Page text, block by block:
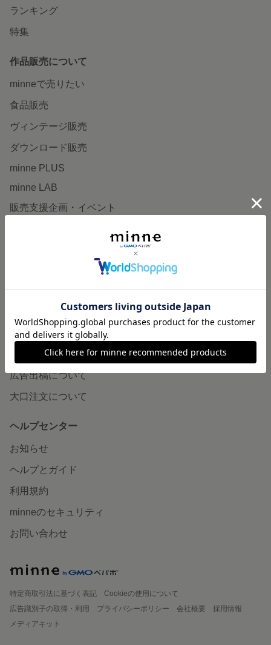
ランキング
特集
作品販売について
minneで売りたい
食品販売
ヴィンテージ販売
ダウンロード販売
minne PLUS
minne LAB
販売支援企画・イベント
minneとものづくりと
minneの本
企業の方へ
広告出稿について
大口注文について
ヘルプセンター
お知らせ
ヘルプとガイド
利用規約
minneのセキュリティ
お問い合わせ
特定商取引法に基づく表記
Cookieの使用について
広告識別子の取得・利用
プライバシーポリシー 会社概要
採用情報
メディアキット